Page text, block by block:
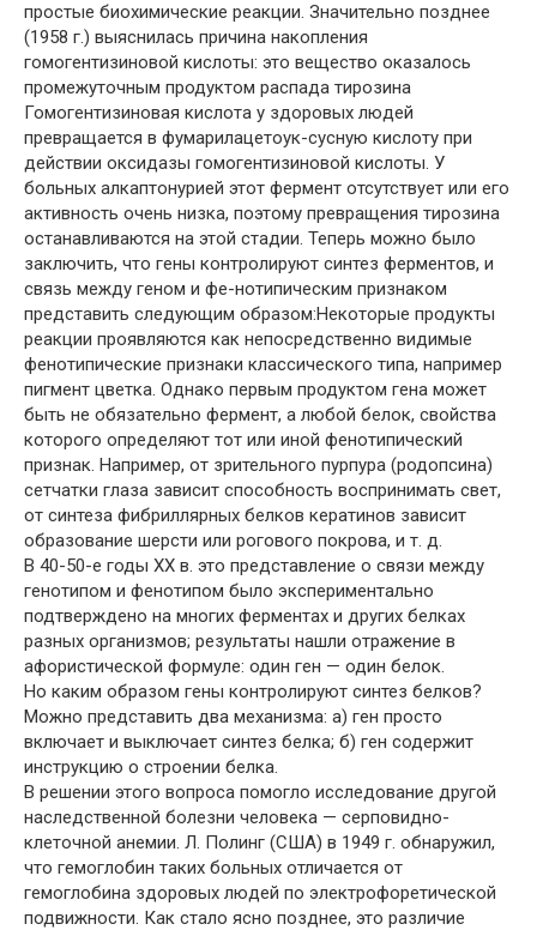
простые биохимические реакции. Значительно позднее
(1958 г.) выяснилась причина накопления
гомогентизиновой кислоты: это вещество оказалось
промежуточным продуктом распада тирозина
Гомогентизиновая кислота у здоровых людей
превращается в фумарилацетоук-сусную кислоту при
действии оксидазы гомогентизиновой кислоты. У
больных алкаптонурией этот фермент отсутствует или его
активность очень низка, поэтому превращения тирозина
останавливаются на этой стадии. Теперь можно было
заключить, что гены контролируют синтез ферментов, и
связь между геном и фе-нотипическим признаком
представить следующим образом:Некоторые продукты
реакции проявляются как непосредственно видимые
фенотипические признаки классического типа, например
пигмент цветка. Однако первым продуктом гена может
быть не обязательно фермент, а любой белок, свойства
которого определяют тот или иной фенотипический
признак. Например, от зрительного пурпура (родопсина)
сетчатки глаза зависит способность воспринимать свет,
от синтеза фибриллярных белков кератинов зависит
образование шерсти или рогового покрова, и т. д.
В 40-50-е годы XX в. это представление о связи между
генотипом и фенотипом было экспериментально
подтверждено на многих ферментах и других белках
разных организмов; результаты нашли отражение в
афористической формуле: один ген — один белок.
Но каким образом гены контролируют синтез белков?
Можно представить два механизма: а) ген просто
включает и выключает синтез белка; б) ген содержит
инструкцию о строении белка.
В решении этого вопроса помогло исследование другой
наследственной болезни человека — серповидно-
клеточной анемии. Л. Полинг (США) в 1949 г. обнаружил,
что гемоглобин таких больных отличается от
гемоглобина здоровых людей по электрофоретической
подвижности. Как стало ясно позднее, это различие